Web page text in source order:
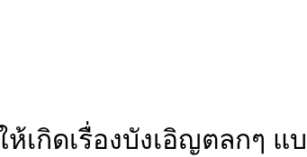
เกิดเรื่องบังเอิญตลกๆ แ